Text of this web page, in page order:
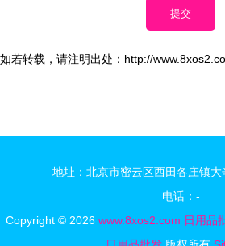
如若转载，请注明出处：http://
地址：北京市密云区西田各庄镇
电话：-
Copyright © 2026 www.8xos2.com 日用品